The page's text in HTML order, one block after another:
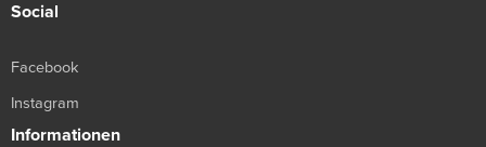
Social
Facebook
Instagram
Informationen